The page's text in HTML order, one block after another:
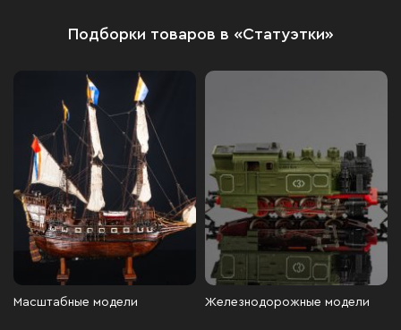
Подборки товаров в «Статуэтки»
Масштабные модели Железнодорожные модели